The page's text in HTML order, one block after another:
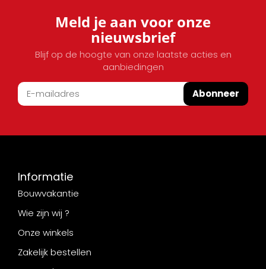
Meld je aan voor onze
nieuwsbrief
Blijf op de hoogte van onze laatste acties en
aanbiedingen
Abonneer
Informatie
Bouwvakantie
Wie zijn wij ?
Onze winkels
Zakelijk bestellen